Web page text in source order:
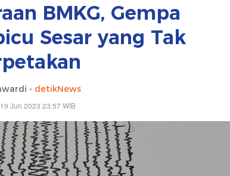
BMKG, Gempa
Sesar yang Tak
- detikNews
Jun 2023 23:57 WIB